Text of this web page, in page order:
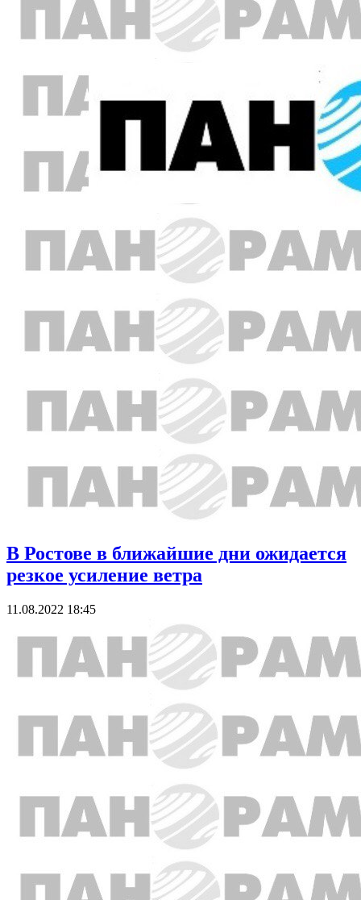
В Ростове в ближайшие дни ожидается
резкое усиление ветра
11.08.2022 18:45